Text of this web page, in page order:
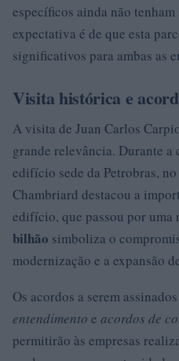
específicos ainda não
expectativa é de que esta
significativos para ambas as
Visita histórica e
A visita de Juan Carlos
grande relevância. Durante
edifício sede da Petrobras,
Chambriard destacou a
edifício, que passou por uma
bilhão simboliza o
modernização e a expansão
Os acordos a serem
entendimento e acordos de
permitirão às empresas